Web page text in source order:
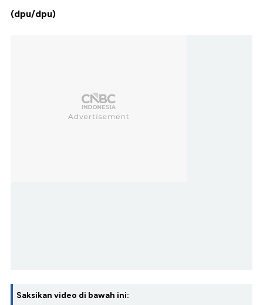
(dpu/dpu)
Saksikan video di bawah ini: